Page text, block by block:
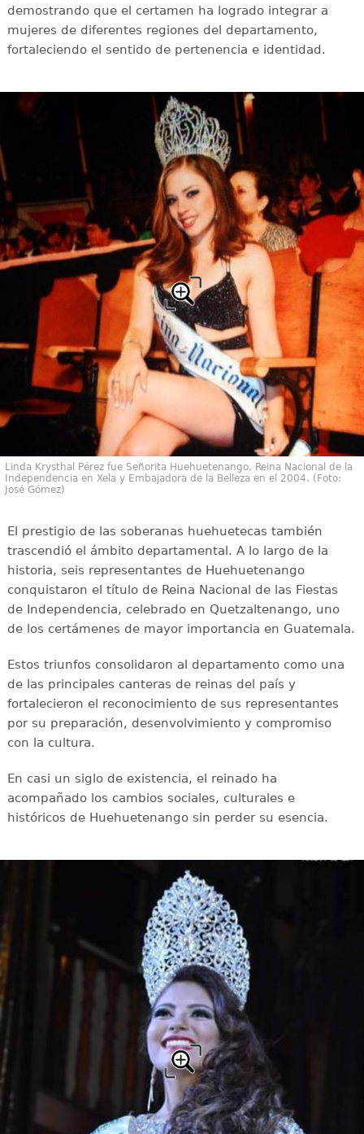
demostrando que el certamen ha logrado integrar a
mujeres de diferentes regiones del departamento,
fortaleciendo el sentido de pertenencia e identidad.
Linda Krysthal Pérez fue Señorita Huehuetenango, Reina Nacional de la
Independencia en Xela y Embajadora de la Belleza en el 2004. (Foto:
José Gómez)
El prestigio de las soberanas huehuetecas también
trascendió el ámbito departamental. A lo largo de la
historia, seis representantes de Huehuetenango
conquistaron el título de Reina Nacional de las Fiestas
de Independencia, celebrado en Quetzaltenango, uno
de los certámenes de mayor importancia en Guatemala.
Estos triunfos consolidaron al departamento como una
de las principales canteras de reinas del país y
fortalecieron el reconocimiento de sus representantes
por su preparación, desenvolvimiento y compromiso
con la cultura.
En casi un siglo de existencia, el reinado ha
acompañado los cambios sociales, culturales e
históricos de Huehuetenango sin perder su esencia.